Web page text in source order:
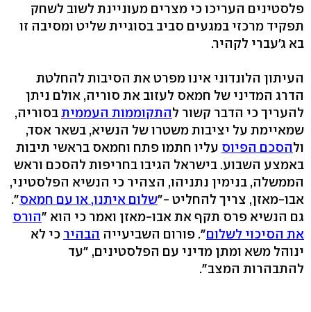
פלסטינים העריכו כי מצרים מעוניינת לשוב לשחק
תפקיד מרכזי במגעים סביב בסוגיית שליט ומסיבה זו
בא ג'עברי לקהיר.
העיתון הלונדוני אינו מפרט את הסיבות להחלטת
הדרג המדיני של חמאס לעזוב את סוריה, אולם ניתן
להעריך כי הדבר קשור להתקוממות העממיתבסוריה,
שמאיימת על יציבות משטרו של הנשיא, בשאר אסד,
ולהסכם הפיוס עליו חתמו פתח וחמאס בראשי תיבות
באמצע השבוע. בישראל הגיבו בחריפות להסכם וראש
הממשלה, בנימין נתניהו, הצהיר כי הנשיא הפלסטיני,
אבו-מאזן, צריך להחליט -"שלום איתנו, או עם חמאס".
גם הנשיא פרס תקף את אבו-מאזן ואמר כי הוא "הורס
את הסיכוי לשלום". פורום השביעייה הבהיר כי לא
ינוהל משא ומתן מדיני עם הפלסטינים, "עד
להתבהרות המצב".